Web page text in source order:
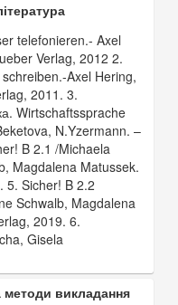
telefonieren.- Axel
Verlag, 2012 2.
Axel Hering,
2011. 3.
Wirtschaftssprache
N.Yzermann. –
B 2.1 /Michaela
Magdalena Matussek.
5. Sicher! B 2.2
Schwalb, Magdalena
2019. 6.
Gisela
методи викладання